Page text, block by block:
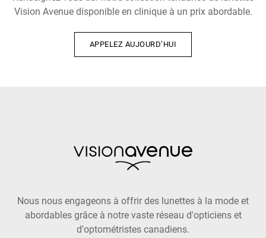
Vision Avenue disponible en clinique à un prix abordable.
APPELEZ AUJOURD’HUI
Nous nous engageons à offrir des lunettes à la mode et
abordables grâce à notre vaste réseau d'opticiens et
d'optométristes canadiens.